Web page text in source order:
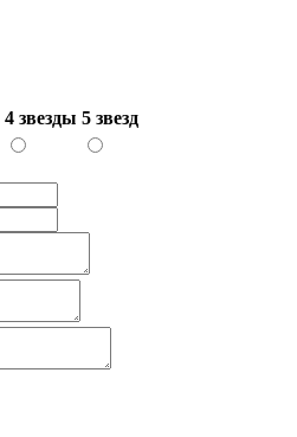
4 звезды 5 звезд